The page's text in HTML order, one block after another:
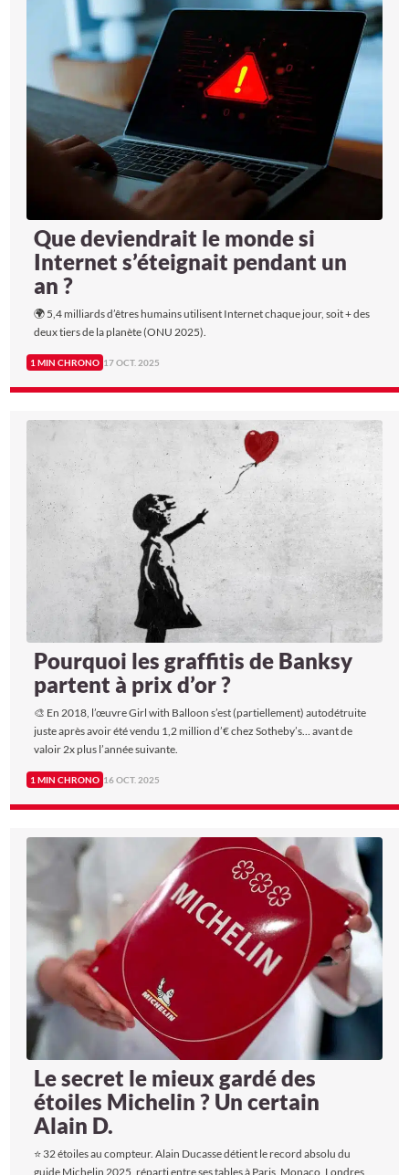
Que deviendrait le monde si
Internet s’éteignait pendant un
an ?
🌍 5,4 milliards d’êtres humains utilisent Internet chaque jour, soit + des
deux tiers de la planète (ONU 2025).
1 MIN CHRONO 17 OCT. 2025
Pourquoi les graffitis de Banksy
partent à prix d’or ?
🎨 En 2018, l’œuvre Girl with Balloon s’est (partiellement) autodétruite
juste après avoir été vendu 1,2 million d’€ chez Sotheby’s… avant de
valoir 2x plus l’année suivante.
1 MIN CHRONO 16 OCT. 2025
Le secret le mieux gardé des
étoiles Michelin ? Un certain
Alain D.
⭐ 32 étoiles au compteur. Alain Ducasse détient le record absolu du
guide Michelin 2025, réparti entre ses tables à Paris, Monaco, Londres,